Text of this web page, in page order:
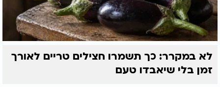
לא במקרר: כך תשמרו חצילים טריים לאורך
זמן בלי שיאבדו טעם